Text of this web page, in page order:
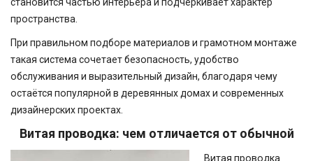
пространства.
При правильном подборе материалов и грамотном монтаже
такая система сочетает безопасность, удобство
обслуживания и выразительный дизайн, благодаря чему
остаётся популярной в деревянных домах и современных
дизайнерских проектах.
Витая проводка: чем отличается от обычной
Витая проводка